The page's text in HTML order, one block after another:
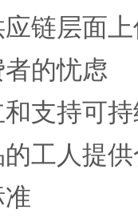
应链层面
的忧虑
和支持可
的工人提
准